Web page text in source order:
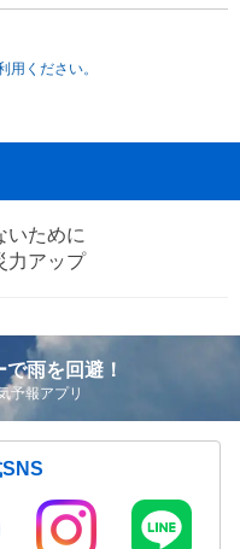
用ください。
いために
力アップ
雨を回避！
報アプリ